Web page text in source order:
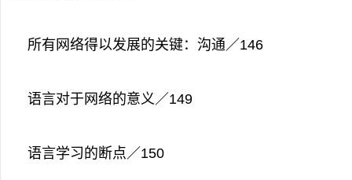
所有网络得以发展的关键：沟通／146
语言对于网络的意义／149
语言学习的断点／150